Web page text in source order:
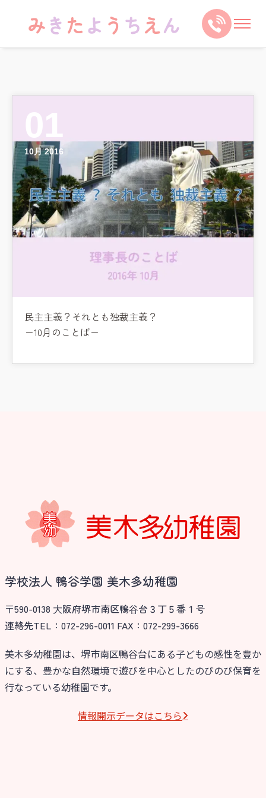
01
10月 2016
民主主義？それとも独裁主義？
ー10月のことばー
学校法人 鴨谷学園 美木多幼稚園
〒590-0138 ⼤阪府堺市南区鴨⾕台３丁５番１号
連絡先TEL：072-296-0011 FAX：072-299-3666
美木多幼稚園は、堺市南区鴨谷台にある子どもの感性を豊か
にする、豊かな自然環境で遊びを中心としたのびのび保育を
行なっている幼稚園です。
情報開⽰データはこちら
お知らせ
今日の幼稚園